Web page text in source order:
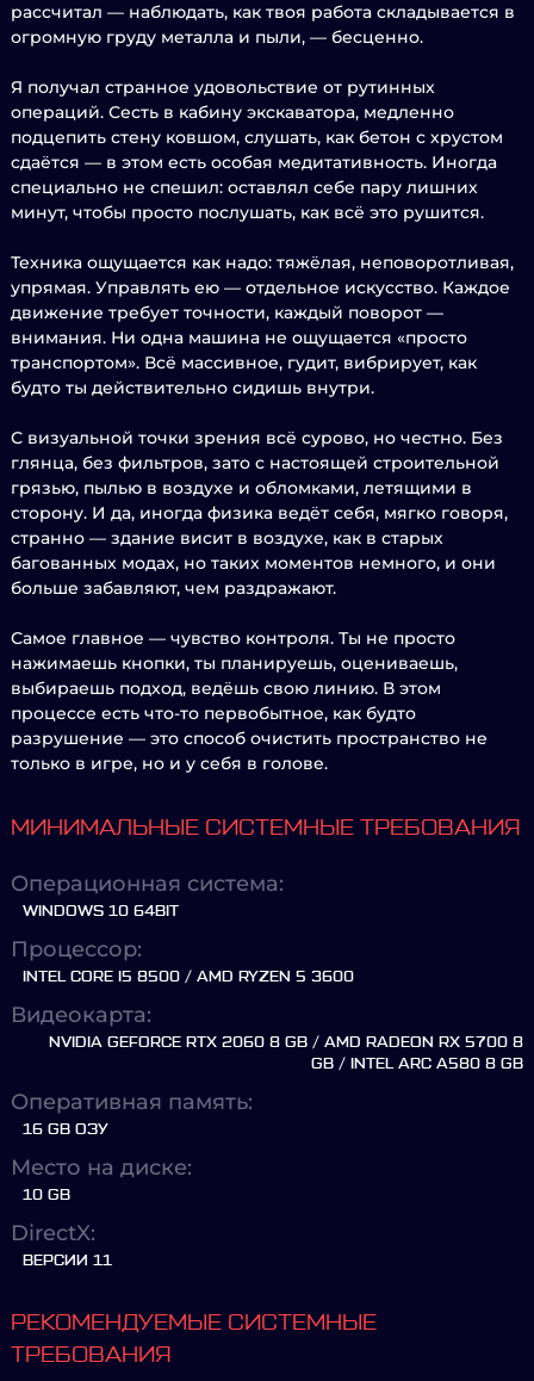
рассчитал — наблюдать, как твоя работа складывается в
огромную груду металла и пыли, — бесценно.
Я получал странное удовольствие от рутинных
операций. Сесть в кабину экскаватора, медленно
подцепить стену ковшом, слушать, как бетон с хрустом
сдаётся — в этом есть особая медитативность. Иногда
специально не спешил: оставлял себе пару лишних
минут, чтобы просто послушать, как всё это рушится.
Техника ощущается как надо: тяжёлая, неповоротливая,
упрямая. Управлять ею — отдельное искусство. Каждое
движение требует точности, каждый поворот —
внимания. Ни одна машина не ощущается «просто
транспортом». Всё массивное, гудит, вибрирует, как
будто ты действительно сидишь внутри.
С визуальной точки зрения всё сурово, но честно. Без
глянца, без фильтров, зато с настоящей строительной
грязью, пылью в воздухе и обломками, летящими в
сторону. И да, иногда физика ведёт себя, мягко говоря,
странно — здание висит в воздухе, как в старых
багованных модах, но таких моментов немного, и они
больше забавляют, чем раздражают.
Самое главное — чувство контроля. Ты не просто
нажимаешь кнопки, ты планируешь, оцениваешь,
выбираешь подход, ведёшь свою линию. В этом
процессе есть что-то первобытное, как будто
разрушение — это способ очистить пространство не
только в игре, но и у себя в голове.
МИНИМАЛЬНЫЕ СИСТЕМНЫЕ ТРЕБОВАНИЯ
Операционная система:
WINDOWS 10 64BIT
Процессор:
INTEL CORE I5 8500 / AMD RYZEN 5 3600
Видеокарта:
NVIDIA GEFORCE RTX 2060 8 GB / AMD RADEON RX 5700 8
GB / INTEL ARC A580 8 GB
Оперативная память:
16 GB ОЗУ
Место на диске:
10 GB
DirectX:
ВЕРСИИ 11
РЕКОМЕНДУЕМЫЕ СИСТЕМНЫЕ
ТРЕБОВАНИЯ